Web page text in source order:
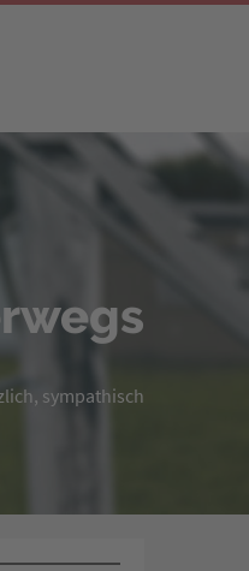
sympathisch